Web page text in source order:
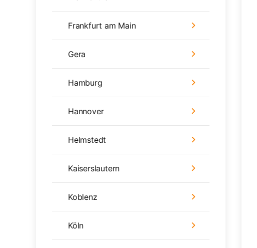
Frankfurt am Main
Gera
Hamburg
Hannover
Helmstedt
Kaiserslautern
Koblenz
Köln